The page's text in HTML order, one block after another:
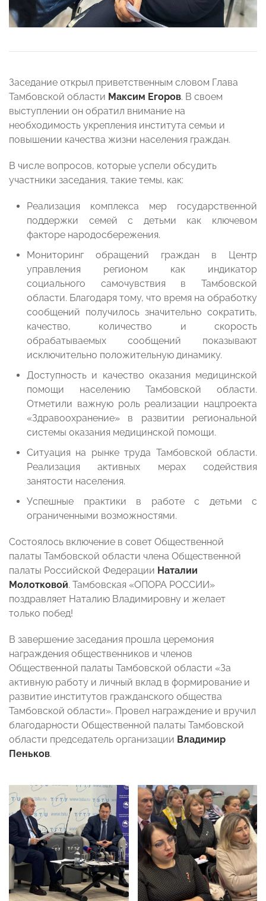
Заседание открыл приветственным словом Глава
Тамбовской области Максим Егоров. В своем
выступлении он обратил внимание на
необходимость укрепления института семьи и
повышении качества жизни населения граждан.
В числе вопросов, которые успели обсудить
участники заседания, такие темы, как:
Реализация комплекса мер государственной
поддержки семей с детьми как ключевом
факторе народосбережения.
Мониторинг обращений граждан в Центр
управления регионом как индикатор
социального самочувствия в Тамбовской
области. Благодаря тому, что время на обработку
сообщений получилось значительно сократить,
качество, количество и скорость
обрабатываемых сообщений показывают
исключительно положительную динамику.
Доступность и качество оказания медицинской
помощи населению Тамбовской области.
Отметили важную роль реализации нацпроекта
«Здравоохранение» в развитии региональной
системы оказания медицинской помощи.
Ситуация на рынке труда Тамбовской области.
Реализация активных мерах содействия
занятости населения.
Успешные практики в работе с детьми с
ограниченными возможностями.
Состоялось включение в совет Общественной
палаты Тамбовской области члена Общественной
палаты Российской Федерации Наталии
Молотковой. Тамбовская «ОПОРА РОССИИ»
поздравляет Наталию Владимировну и желает
только побед!
В завершение заседания прошла церемония
награждения общественников и членов
Общественной палаты Тамбовской области «За
активную работу и личный вклад в формирование и
развитие институтов гражданского общества
Тамбовской области». Провел награждение и вручил
благодарности Общественной палаты Тамбовской
области председатель организации Владимир
Пеньков.